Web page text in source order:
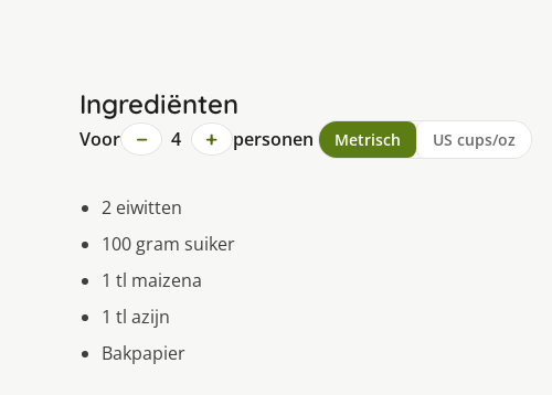
Ingrediënten
Voor − 4 + personen Metrisch US cups/oz
2 eiwitten
100 gram suiker
1 tl maizena
1 tl azijn
Bakpapier